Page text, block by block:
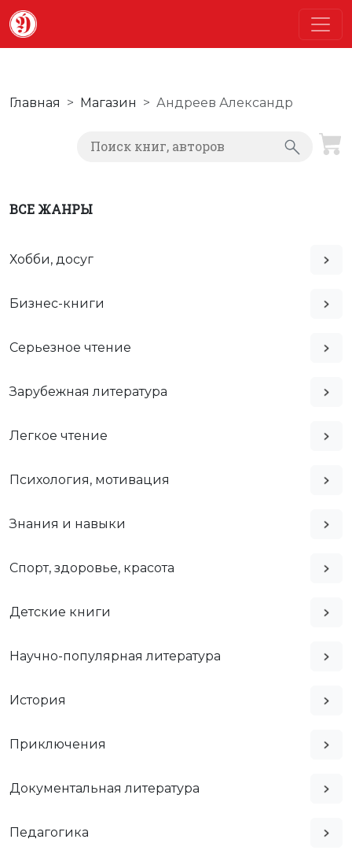
Главная Магазин Андреев Александр
ВСЕ ЖАНРЫ
Хобби, досуг
Бизнес-книги
Серьезное чтение
Зарубежная литература
Легкое чтение
Психология, мотивация
Знания и навыки
Спорт, здоровье, красота
Детские книги
Научно-популярная литература
История
Приключения
Документальная литература
Педагогика